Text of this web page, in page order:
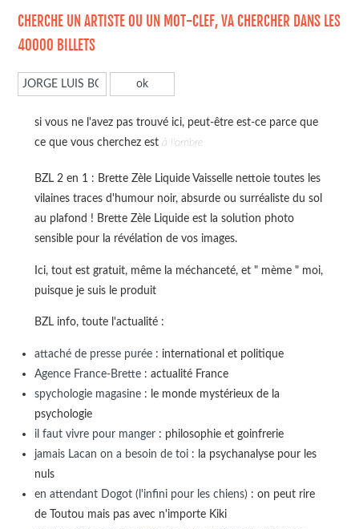
CHERCHE UN ARTISTE OU UN MOT-CLEF, VA CHERCHER DANS LES
40000 BILLETS
si vous ne l'avez pas trouvé ici, peut-être est-ce parce que
ce que vous cherchez est à l'ombre
BZL 2 en 1 : Brette Zèle Liquide Vaisselle nettoie toutes les
vilaines traces d'humour noir, absurde ou surréaliste du sol
au plafond ! Brette Zèle Liquide est la solution photo
sensible pour la révélation de vos images.
Ici, tout est gratuit, même la méchanceté, et " mème " moi,
puisque je suis le produit
BZL info, toute l'actualité :
attaché de presse purée: international et politique
Agence France-Brette: actualité France
spychologie magasine: le monde mystérieux de la
psychologie
il faut vivre pour manger: philosophie et goinfrerie
jamais Lacan on a besoin de toi: la psychanalyse pour les
nuls
en attendant Dogot (l'infini pour les chiens): on peut rire
de Toutou mais pas avec n'importe Kiki